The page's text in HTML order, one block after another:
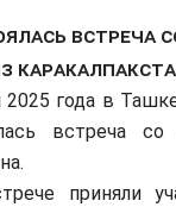
встреча
2025 года в
встреча со
приняли